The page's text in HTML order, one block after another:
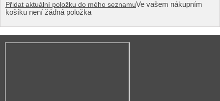
Přidat aktuální položku do mého seznamuVe vašem nákupním
košíku není žádná položka